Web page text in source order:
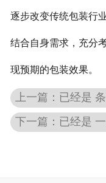
逐步改变传统包装行
结合自身需求，充分
现预期的包装效果。
上一篇：已经是
下一篇：已经是